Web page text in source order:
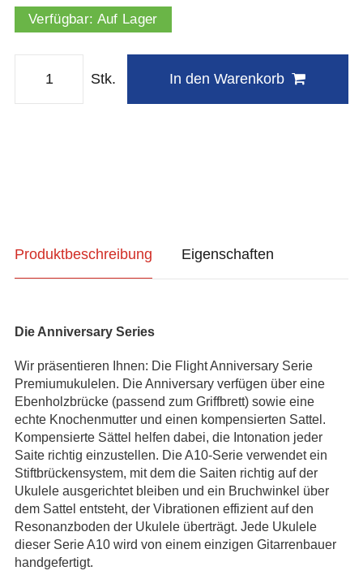
Verfügbar: Auf Lager
Stk. In den Warenkorb
Produktbeschreibung Eigenschaften
Die Anniversary Series
Wir präsentieren Ihnen: Die Flight Anniversary Serie
Premiumukulelen. Die Anniversary verfügen über eine
Ebenholzbrücke (passend zum Griffbrett) sowie eine
echte Knochenmutter und einen kompensierten Sattel.
Kompensierte Sättel helfen dabei, die Intonation jeder
Saite richtig einzustellen. Die A10-Serie verwendet ein
Stiftbrückensystem, mit dem die Saiten richtig auf der
Ukulele ausgerichtet bleiben und ein Bruchwinkel über
dem Sattel entsteht, der Vibrationen effizient auf den
Resonanzboden der Ukulele überträgt. Jede Ukulele
dieser Serie A10 wird von einem einzigen Gitarrenbauer
handgefertigt.